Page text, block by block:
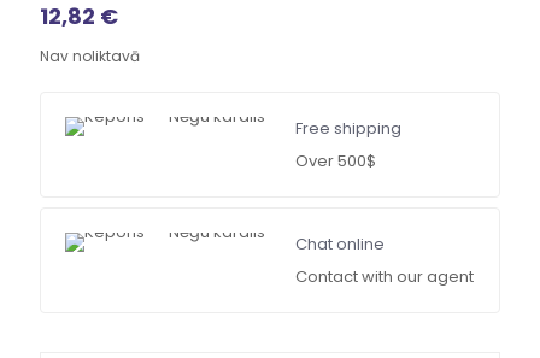
12,82 €
Nav noliktavā
Free shipping
Over 500$
Chat online
Contact with our agent